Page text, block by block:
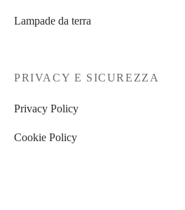
Lampade da terra
PRIVACY E SICUREZZA
Privacy Policy
Cookie Policy